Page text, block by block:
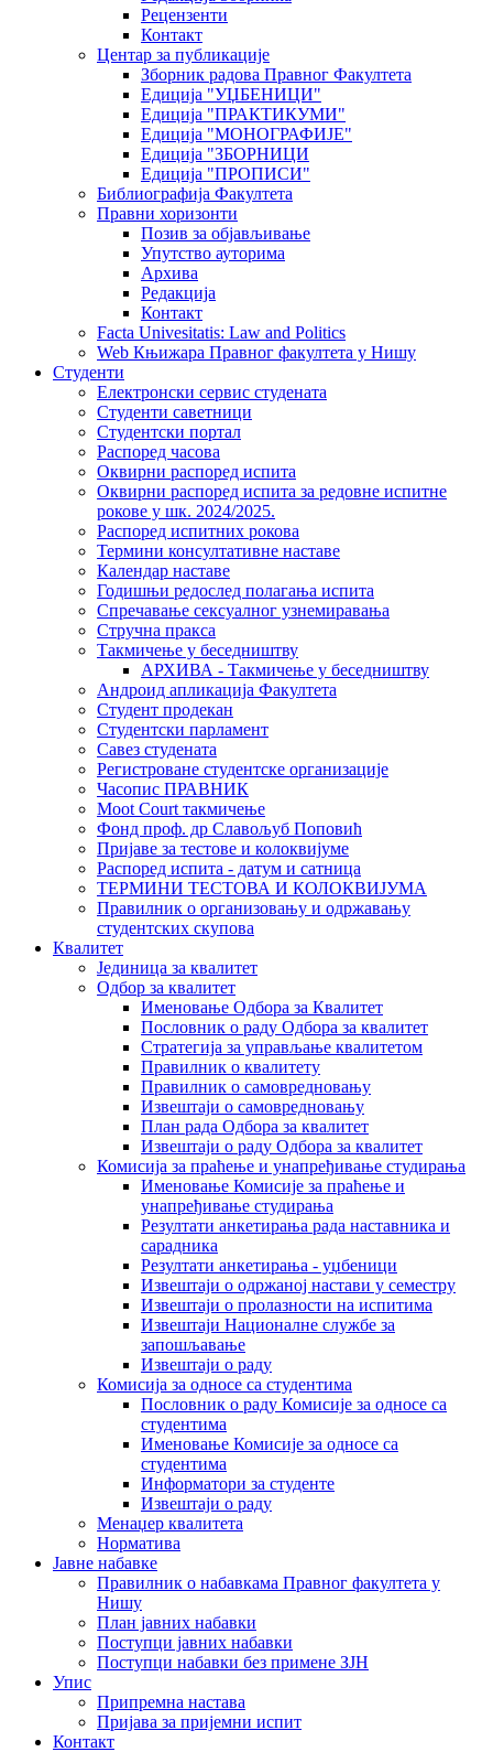
Рецензенти
Контакт
Центар за публикације
Зборник радова Правног Факултета
Едиција "УЏБЕНИЦИ"
Едиција "ПРАКТИКУМИ"
Едиција "МОНОГРАФИЈЕ"
Едиција "ЗБОРНИЦИ
Едиција "ПРОПИСИ"
Библиографија Факултета
Правни хоризонти
Позив за објављивање
Упутство ауторима
Архива
Редакција
Контакт
Facta Univesitatis: Law and Politics
Web Књижара Правног факултета у Нишу
Студенти
Електронски сервис студената
Студенти саветници
Студентски портал
Распоред часова
Оквирни распоред испита
Оквирни распоред испита за редовне испитне
рокове у шк. 2024/2025.
Распоред испитних рокова
Термини консултативне наставе
Календар наставе
Годишњи редослед полагања испита
Спречавање сексуалног узнемиравања
Стручна пракса
Такмичење у беседништву
АРХИВА - Такмичење у беседништву
Андроид апликација Факултета
Студент продекан
Студентски парламент
Савез студената
Регистроване студентске организације
Часопис ПРАВНИК
Moot Court такмичење
Фонд проф. др Славољуб Поповић
Пријаве за тестове и колоквијуме
Распоред испита - датум и сатница
ТЕРМИНИ ТЕСТОВА И КОЛОКВИЈУМА
Правилник о организовању и одржавању
студентских скупова
Квалитет
Јединица за квалитет
Одбор за квалитет
Именовање Одбора за Квалитет
Пословник о раду Одбора за квалитет
Стратегија за управљање квалитетом
Правилник о квалитету
Правилник о самовредновању
Извештаји о самовредновању
План рада Одбора за квалитет
Извештаји о раду Одбора за квалитет
Комисија за праћење и унапређивање студирања
Именовање Комисије за праћење и
унапређивање студирања
Резултати анкетирања рада наставника и
сарадника
Резултати анкетирања - уџбеници
Извештаји о одржаној настави у семестру
Извештаји о пролазности на испитима
Извештаји Националне службе за
запошљавање
Извештаји о раду
Комисија за односе са студентима
Пословник о раду Комисије за односе са
студентима
Именовање Комисије за односе са
студентима
Информатори за студенте
Извештаји о раду
Менаџер квалитета
Норматива
Јавне набавке
Правилник о набавкама Правног факултета у
Нишу
План јавних набавки
Поступци јавних набавки
Поступци набавки без примене ЗЈН
Упис
Припремна настава
Пријава за пријемни испит
Контакт